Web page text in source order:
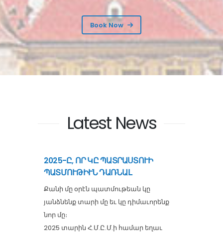
Book Now
Latest News
2025-Ը, ՈՐ ԿԸ ՊԱՏՐԱՍՏՈՒԻ
ՊԱՏՄՈՒԹԻՒՆ ԴԱՌՆԱԼ
Քանի մը օրէն պատմութեան կը
յանձնենք տարի մը եւ կը դիմաւորենք
նոր մը։
2025 տարին Հ.Մ.Ը.Մ.ի համար եղաւ